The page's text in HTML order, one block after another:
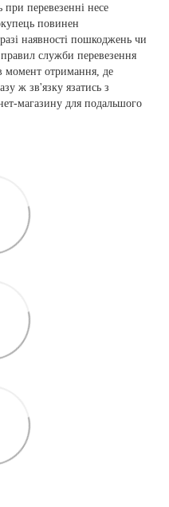
перевезенні несе
повинен
наявності пошкоджень чи
служби перевезення
момент отримання, де
ж зв'язку язатись з
магазину для подальшого